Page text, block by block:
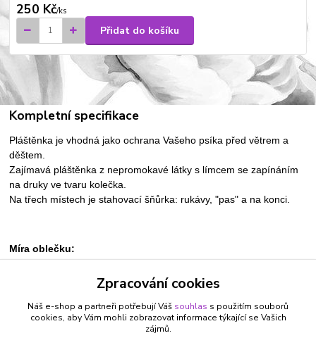
250 Kč/ks
Přidat do košíku
Kompletní specifikace
Pláštěnka je vhodná jako ochrana Vašeho psíka před větrem a
děštem.
Zajímavá pláštěnka z nepromokavé látky s límcem se zapínáním
na druky ve tvaru kolečka.
Na třech místech je stahovací šňůrka: rukávy, "pas" a na konci.
Míra oblečku:
S/M = délka zad 30 cm, kolem hrudi 37-42 cm
L/XL = délka zad 36 cm, kolem hrudi 43-48 cm
Zpracování cookies
Náš e-shop a partneři potřebují Váš souhlas s použitím souborů
cookies, aby Vám mohli zobrazovat informace týkající se Vašich
zájmů.